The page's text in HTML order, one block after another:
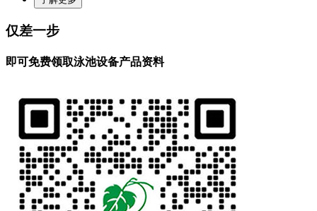
仅差一步
即可免费领取泳池设备产品资料